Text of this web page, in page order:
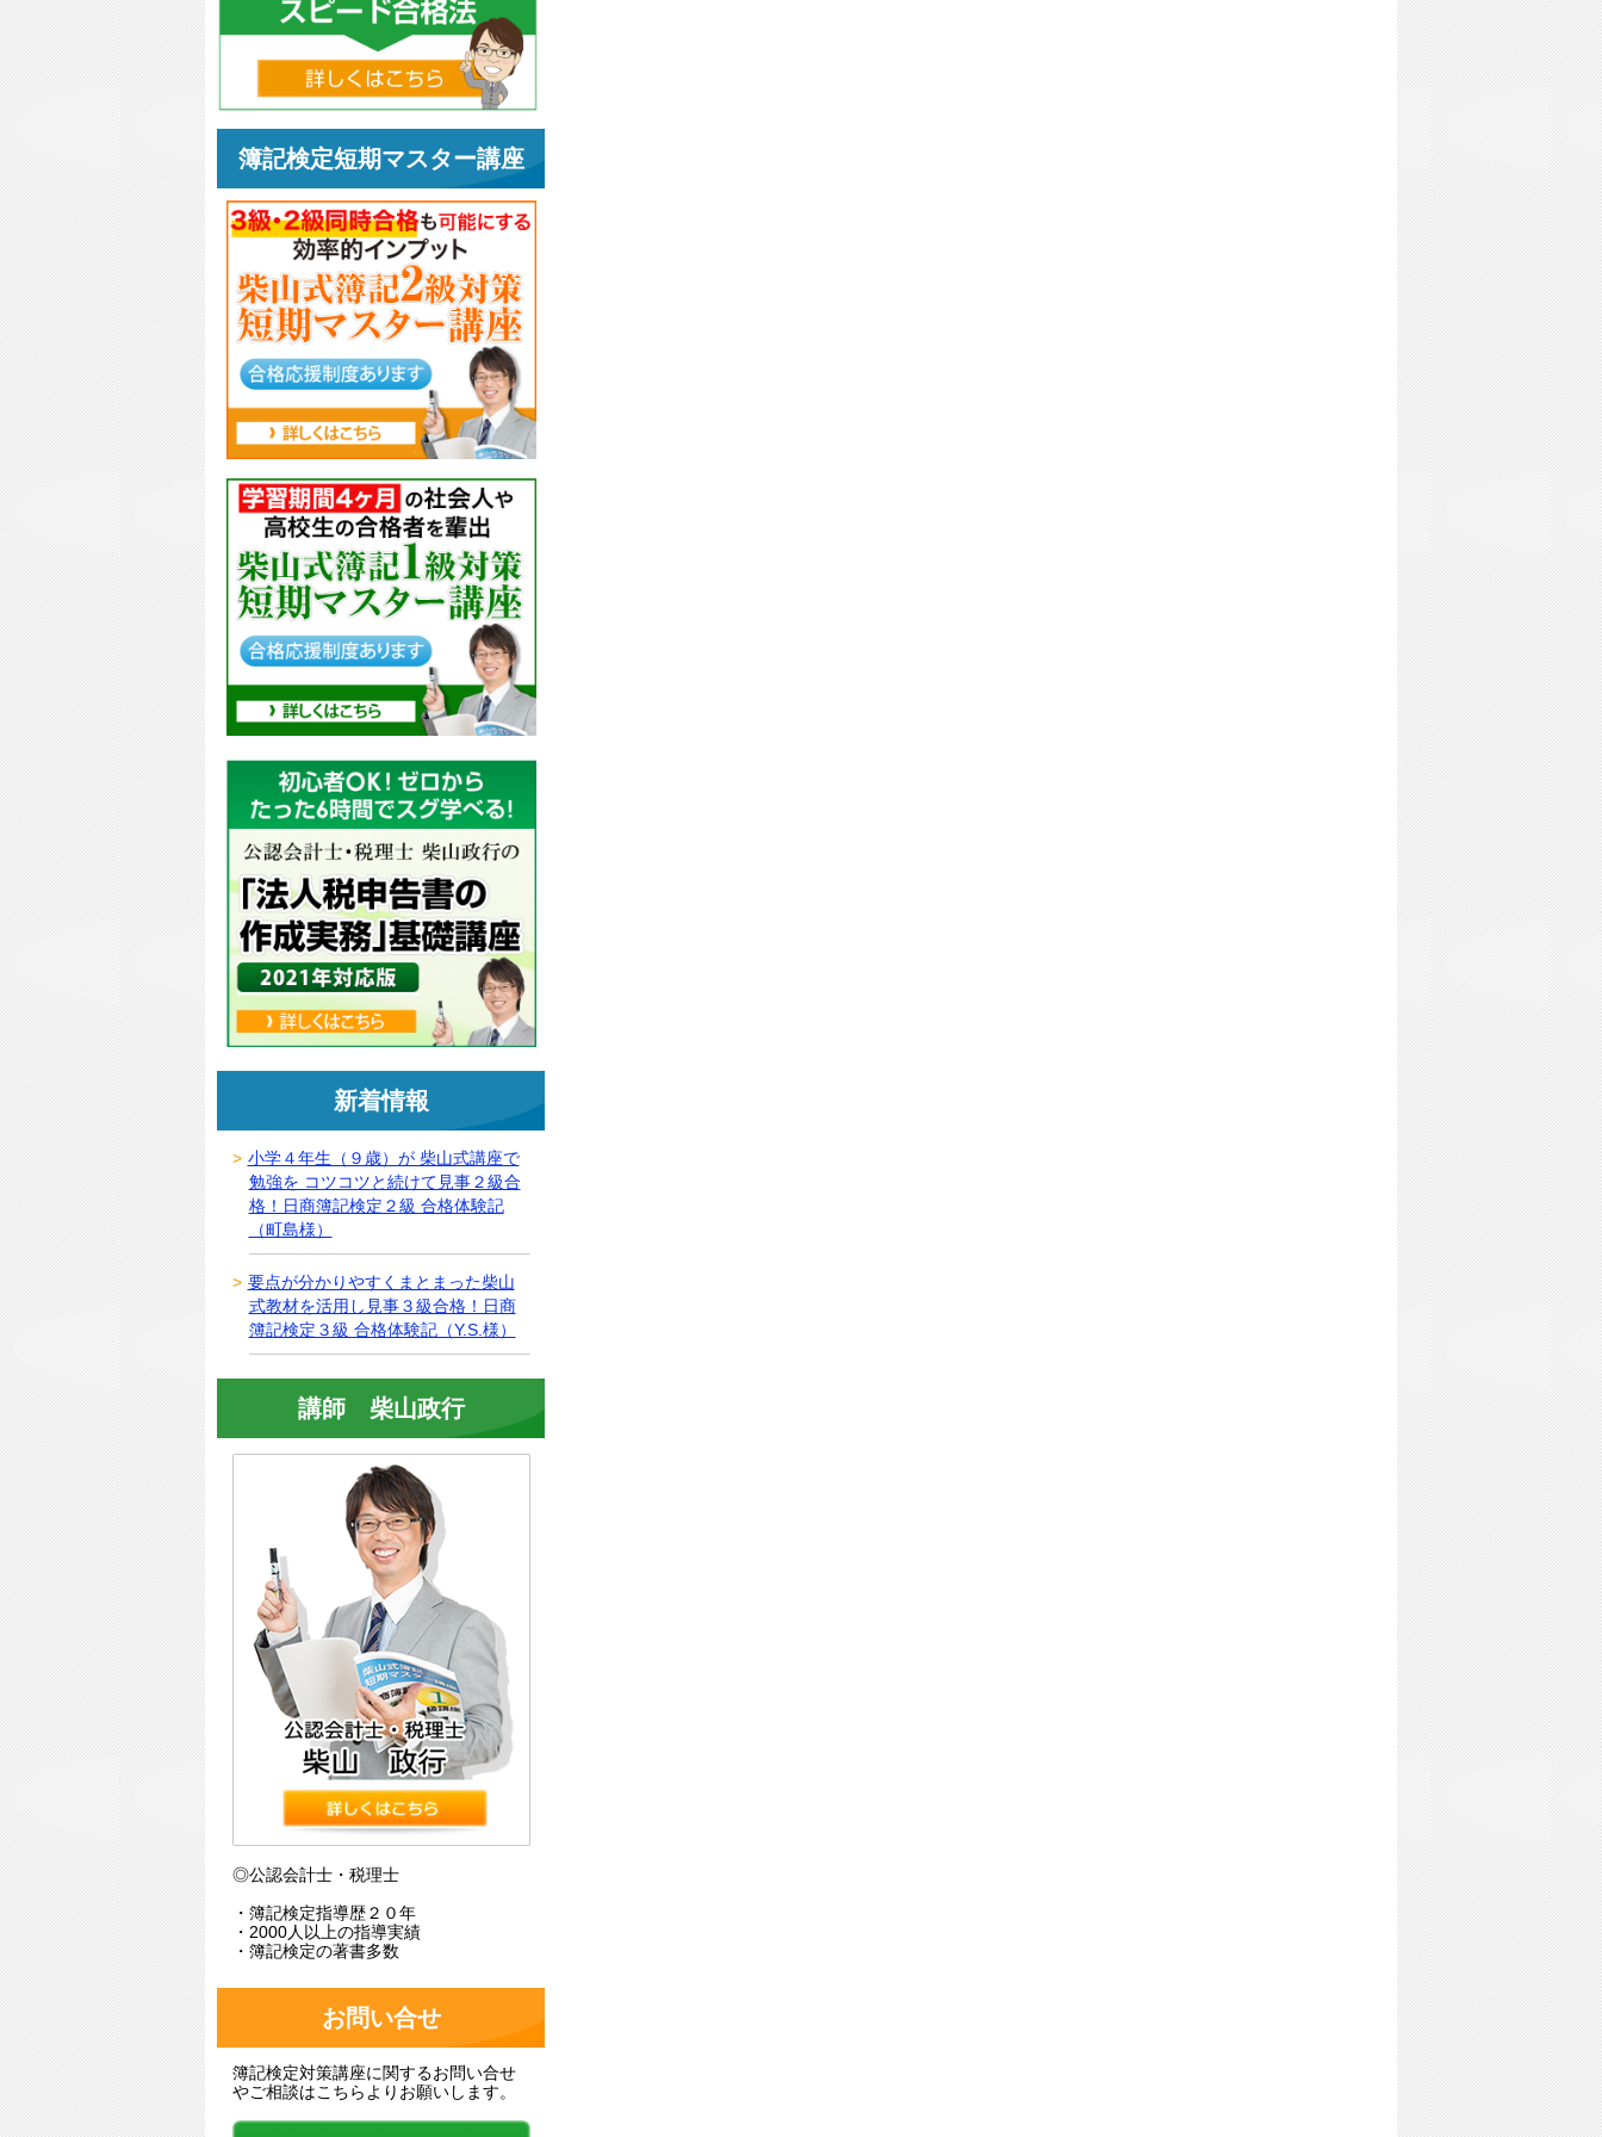
簿記検定短期マスター講座
新着情報
小学４年生（９歳）が 柴山式講座で
勉強を コツコツと続けて見事２級合
格！日商簿記検定２級 合格体験記
（町島様）
要点が分かりやすくまとまった柴山
式教材を活用し見事３級合格！日商
簿記検定３級 合格体験記（Y.S.様）
講師 柴山政行
◎公認会計士・税理士
・簿記検定指導歴２０年
・2000人以上の指導実績
・簿記検定の著書多数
お問い合せ
簿記検定対策講座に関するお問い合せ
やご相談はこちらよりお願いします。